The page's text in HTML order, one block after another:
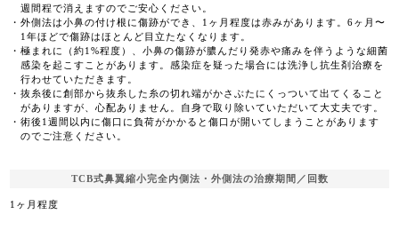
週間程で消えますのでご安心ください。
外側法は小鼻の付け根に傷跡ができ、1ヶ月程度は赤みがあります。6ヶ月〜
1年ほどで傷跡はほとんど目立たなくなります。
極まれに（約1%程度）、小鼻の傷跡が膿んだり発赤や痛みを伴うような細菌
感染を起こすことがあります。感染症を疑った場合には洗浄し抗生剤治療を
行わせていただきます。
抜糸後に創部から抜糸した糸の切れ端がかさぶたにくっついて出てくること
がありますが、心配ありません。自身で取り除いていただいて大丈夫です。
術後1週間以内に傷口に負荷がかかると傷口が開いてしまうことがあります
のでご注意ください。
TCB式鼻翼縮小完全内側法・外側法の治療期間／回数
1ヶ月程度